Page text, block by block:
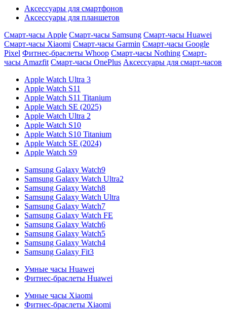
Аксессуары для смартфонов
Аксессуары для планшетов
Смарт-часы Apple Смарт-часы Samsung Смарт-часы Huawei
Смарт-часы Xiaomi Смарт-часы Garmin Смарт-часы Google
Pixel Фитнес-браслеты Whoop Смарт-часы Nothing Смарт-
часы Amazfit Смарт-часы OnePlus Аксессуары для смарт-часов
Apple Watch Ultra 3
Apple Watch S11
Apple Watch S11 Titanium
Apple Watch SE (2025)
Apple Watch Ultra 2
Apple Watch S10
Apple Watch S10 Titanium
Apple Watch SE (2024)
Apple Watch S9
Samsung Galaxy Watch9
Samsung Galaxy Watch Ultra2
Samsung Galaxy Watch8
Samsung Galaxy Watch Ultra
Samsung Galaxy Watch7
Samsung Galaxy Watch FE
Samsung Galaxy Watch6
Samsung Galaxy Watch5
Samsung Galaxy Watch4
Samsung Galaxy Fit3
Умные часы Huawei
Фитнес-браслеты Huawei
Умные часы Xiaomi
Фитнес-браслеты Xiaomi